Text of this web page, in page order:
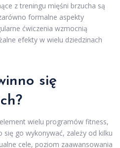
z treningu mięśni brzucha są
formalne aspekty
ćwiczenia wzmocnią
efekty w wielu dziedzinach
się
wielu programów fitness,
go wykonywać, zależy od kilku
cele, poziom zaawansowania